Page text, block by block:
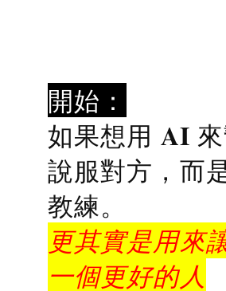
開始：
如果想用 AI
說服對方，而
教練。
更其實是用來
一個更好的人